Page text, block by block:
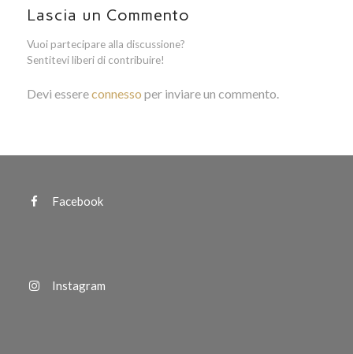
Lascia un Commento
Vuoi partecipare alla discussione?
Sentitevi liberi di contribuire!
Devi essereconnesso per inviare un commento.
Facebook
Instagram